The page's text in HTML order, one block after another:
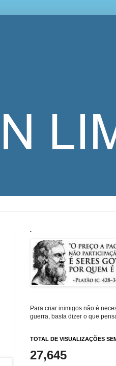
.
Para criar inimigos não é
guerra, basta dizer o que
TOTAL DE VISUALIZAÇÕES
27,645